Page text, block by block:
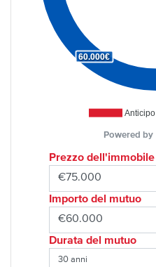
Anticipo
60.000€
Powered by
Prezzo dell'immobile
Importo del mutuo
Durata del mutuo